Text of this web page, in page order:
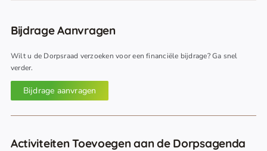
Bijdrage Aanvragen
Wilt u de Dorpsraad verzoeken voor een financiële bijdrage? Ga snel
verder.
Bijdrage aanvragen
Activiteiten Toevoegen aan de Dorpsagenda